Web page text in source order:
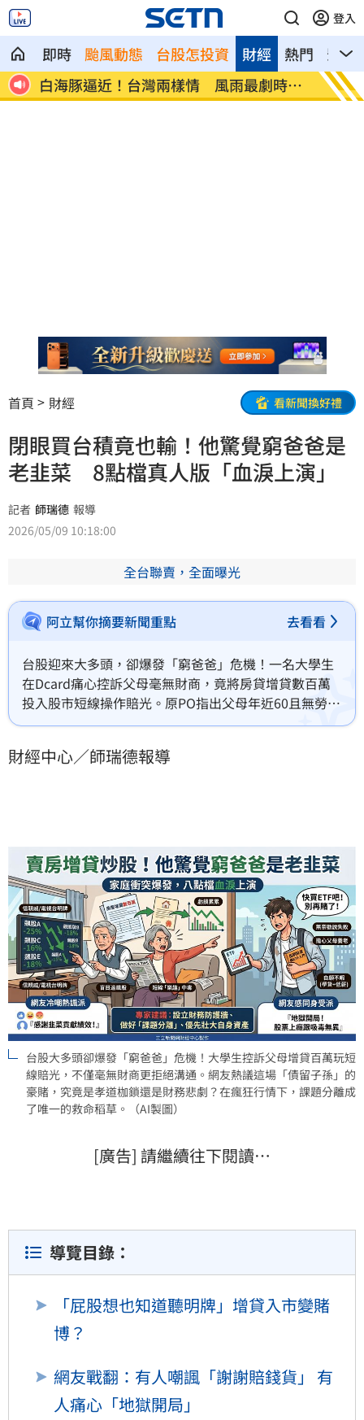
登入
即時 颱風動態 台股怎投資 熱門 影音
財經
間
陳時中示警勿信疫苗掮客 鄭麗文竟扯這
句
它是
便
首頁 財經 看新聞換好禮
閉眼買台積竟也輸！他驚覺窮爸爸是
老韭菜 8點檔真人版「血淚上演」
記者 師瑞德 報導
2026/05/09 10:18:00
全台聯賣，全面曝光
阿立幫你摘要新聞重點 去看看
台股迎來大多頭，卻爆發「窮爸爸」危機！一名大學生
在Dcard痛心控訴父母毫無財商，竟將房貸增貸數百萬
投入股市短線操作賠光。原PO指出父母年近60且無勞保
勞退，卻盲聽明牌導致持股全綠，勸阻反遭情緒勒索，
面對這場債留子孫的財務悲劇，理財專家建議年輕人應
財經中心／師瑞德報導
台股大多頭卻爆發「窮爸爸」危機！大學生控訴父母增貸百萬玩短
線賠光，不僅毫無財商更拒絕溝通。網友熱議這場「債留子孫」的
豪賭，究竟是孝道枷鎖還是財務悲劇？在瘋狂行情下，課題分離成
了唯一的救命稻草。（AI製圖）
[廣告] 請繼續往下閱讀…
導覽目錄：
「屁股想也知道聽明牌」增貸入市變賭
博？
網友戰翻：有人嘲諷「謝謝賠錢貨」 有
人痛心「地獄開局」